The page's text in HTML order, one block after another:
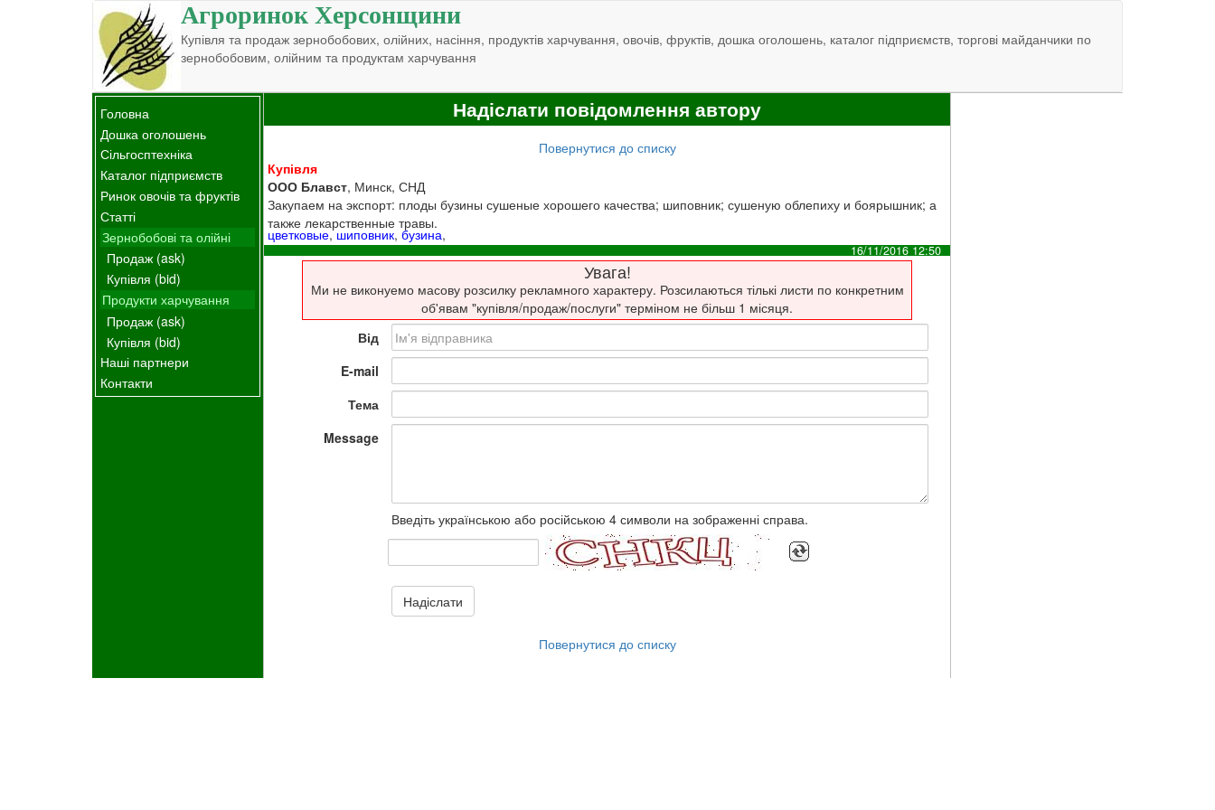
Агроринок Херсонщини
Купівля та продаж зернобобових, олійних, насіння, продуктів харчування, овочів, фруктів, дошка оголошень, каталог підприємств, торгові майданчики по
зернобобовим, олійним та продуктам харчування
Головна
Дошка оголошень
Сільгосптехніка
Каталог підприємств
Ринок овочів та фруктів
Статті
Зернобобові та олійні
Продаж (ask)
Купівля (bid)
Продукти харчування
Продаж (ask)
Купівля (bid)
Наші партнери
Контакти
Надіслати повідомлення автору
Повернутися до списку
Купівля
ООО Блавст, Минск, СНД
Закупаем на экспорт: плоды бузины сушеные хорошего качества; шиповник; сушеную облепиху и боярышник; а
также лекарственные травы.
цветковые,шиповник,бузина,
16/11/2016 12:50
Увага!
Ми не виконуемо масову розсилку рекламного характеру. Розсилаються тількі листи по конкретним
об'явам "купівля/продаж/послуги" терміном не більш 1 місяця.
Від
E-mail
Тема
Message
Введіть українською або російською 4 символи на зображенні справа.
Надіслати
Повернутися до списку